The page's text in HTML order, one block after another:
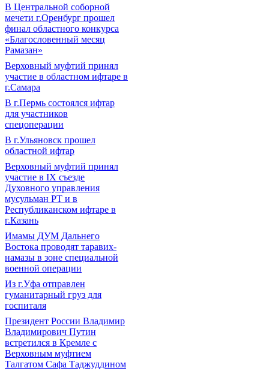
В Центральной соборной
мечети г.Оренбург прошел
финал областного конкурса
«Благословенный месяц
Рамазан»
Верховный муфтий принял
участие в областном ифтаре в
г.Самара
В г.Пермь состоялся ифтар
для участников
спецоперации
В г.Ульяновск прошел
областной ифтар
Верховный муфтий принял
участие в IХ съезде
Духовного управления
мусульман РТ и в
Республиканском ифтаре в
г.Казань
Имамы ДУМ Дальнего
Востока проводят таравих-
намазы в зоне специальной
военной операции
Из г.Уфа отправлен
гуманитарный груз для
госпиталя
Президент России Владимир
Владимирович Путин
встретился в Кремле с
Верховным муфтием
Талгатом Сафа Таджуддином